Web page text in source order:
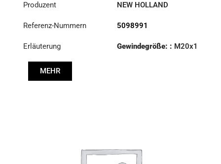
Produzent NEW HOLLAND
Referenz-Nummern 5098991
Erläuterung Gewindegröße: : M20x1
MEHR